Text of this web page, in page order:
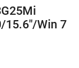
15.6"/Win 7